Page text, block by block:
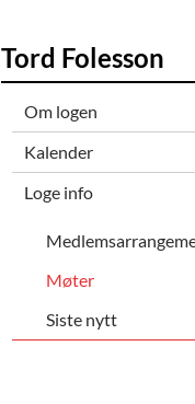
Tord Folesson
Om logen
Kalender
Loge info
Møter
Siste nytt